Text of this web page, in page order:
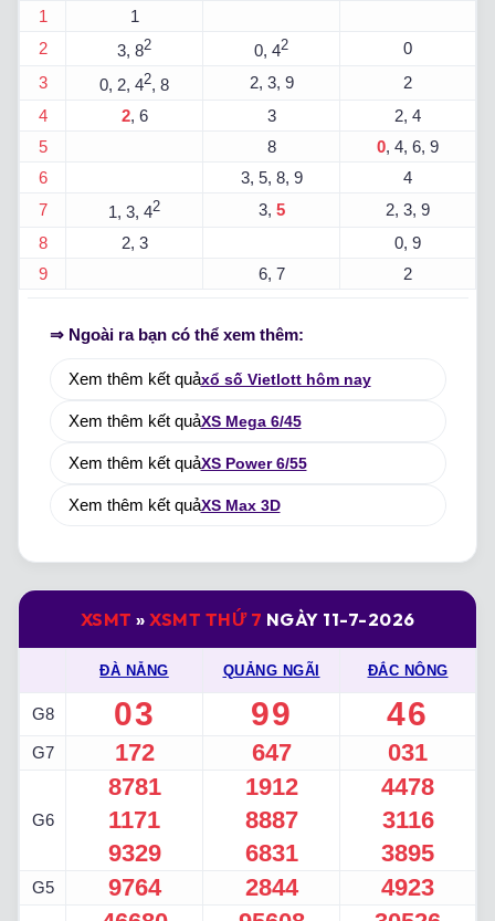
1
1
2
3, 82 0, 42
0
3
0, 2, 42, 8 2, 3, 9
2
4
2, 6 3
2, 4
5
8 0, 4, 6, 9
6
3, 5, 8, 9
4
7
1, 3, 42 3, 5
2, 3, 9
8
2, 3
0, 9
9
6, 7 2
⇒ Ngoài ra bạn có thể xem thêm:
Xem thêm kết quảxổ số Vietlott hôm nay
Xem thêm kết quảXS Mega 6/45
Xem thêm kết quảXS Power 6/55
Xem thêm kết quảXS Max 3D
XSMT » XSMT THỨ 7 NGÀY 11-7-2026
ĐÀ NẴNG QUẢNG NGÃI ĐẮC NÔNG
G8 03 99 46
G7 172 647 031
G6
8781
1171
9329
1912
8887
6831
4478
3116
3895
G5 9764 2844 4923